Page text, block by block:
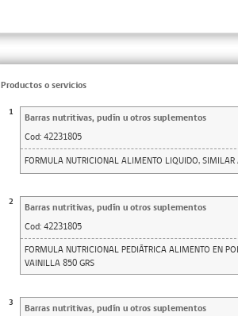
Productos o servicios
1
Barras nutritivas, pudín u otros suplementos
Cod: 42231805
FORMULA NUTRICIONAL ALIMENTO LIQUIDO,
2
Barras nutritivas, pudín u otros suplementos
Cod: 42231805
FORMULA NUTRICIONAL PEDIÁTRICA ALIMENTO EN
VAINILLA 850 GRS
3
Barras nutritivas, pudín u otros suplementos